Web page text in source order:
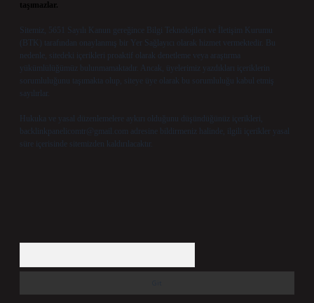
taşımazlar.
Sitemiz, 5651 Sayılı Kanun gereğince Bilgi Teknolojileri ve İletişim Kurumu
(BTK) tarafından onaylanmış bir Yer Sağlayıcı olarak hizmet vermektedir. Bu
nedenle, sitedeki içerikleri proaktif olarak denetleme veya araştırma
yükümlülüğümüz bulunmamaktadır. Ancak, üyelerimiz yazdıkları içeriklerin
sorumluluğunu taşımakta olup, siteye üye olarak bu sorumluluğu kabul etmiş
sayılırlar.
Hukuka ve yasal düzenlemelere aykırı olduğunu düşündüğünüz içerikleri,
backlinkpanelicomtr@gmail.com adresine bildirmeniz halinde, ilgili içerikler yasal
süre içerisinde sitemizden kaldırılacaktır.